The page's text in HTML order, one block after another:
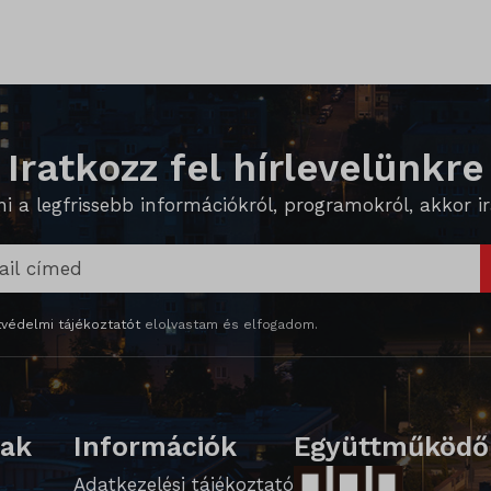
Iratkozz fel hírlevelünkre
a legfrissebb információkról, programokról, akkor
tájékoztatótelolvastam és elfogadom.
Információk
Adatkezelési tájékoztató
consent